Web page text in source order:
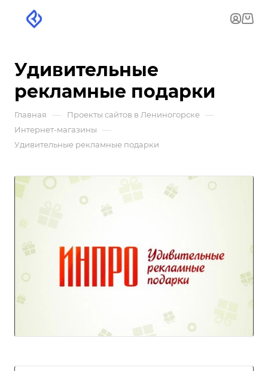
Удивительные
рекламные подарки
Главная — Проекты сайтов в Лениногорске —
Интернет-магазины —
Удивительные рекламные подарки